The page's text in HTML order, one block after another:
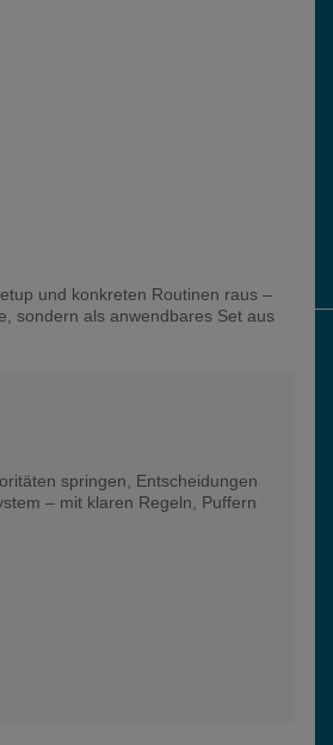
und konkreten Routinen raus –
sondern als anwendbares Set aus
springen, Entscheidungen
– mit klaren Regeln, Puffern